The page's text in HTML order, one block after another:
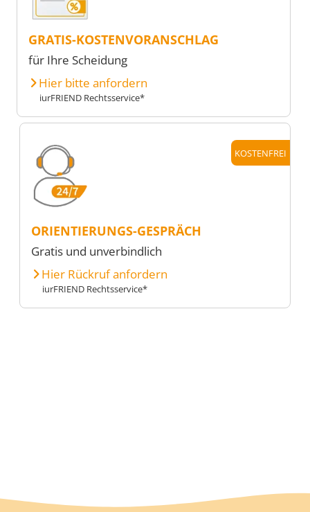
GRATIS-KOSTENVORANSCHLAG
für Ihre Scheidung
Hier bitte anfordern
iurFRIEND Rechtsservice*
KOSTENFREI
ORIENTIERUNGS-GESPRÄCH
Gratis und unverbindlich
Hier Rückruf anfordern
iurFRIEND Rechtsservice*